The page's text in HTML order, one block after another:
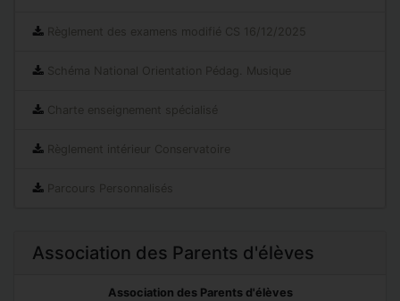
Règlement des examens modifié CS 16/12/2025
Schéma National Orientation Pédag. Musique
Charte enseignement spécialisé
Règlement intérieur Conservatoire
Parcours Personnalisés
Association des Parents d'élèves
Association des Parents d'élèves